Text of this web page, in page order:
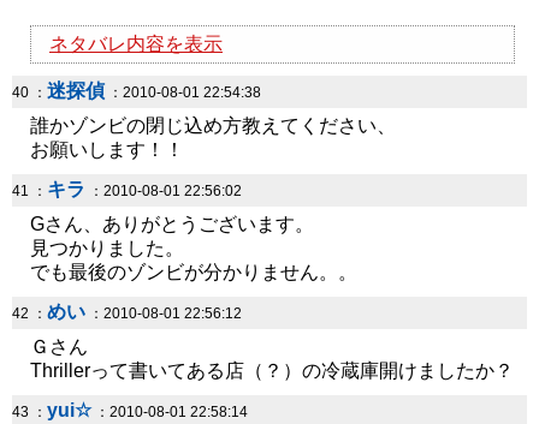
ネタバレ内容を表示
40 ： 迷探偵 ：2010-08-01 22:54:38
誰かゾンビの閉じ込め方教えてください、
お願いします！！
41 ： キラ ：2010-08-01 22:56:02
Gさん、ありがとうございます。
見つかりました。
でも最後のゾンビが分かりません。。
42 ： めい ：2010-08-01 22:56:12
Ｇさん
Thrillerって書いてある店（？）の冷蔵庫開けましたか？
43 ： yui☆：2010-08-01 22:58:14